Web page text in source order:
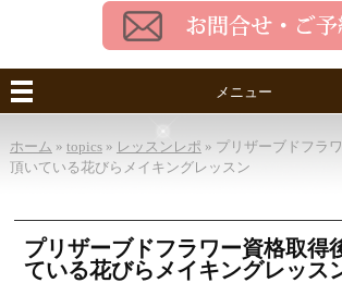
メニュー
ホーム » topics» レッスンレポ » プリザーブドフラ
頂いている花びらメイキングレッスン
プリザーブドフラワー資格取得
ている花びらメイキングレッス